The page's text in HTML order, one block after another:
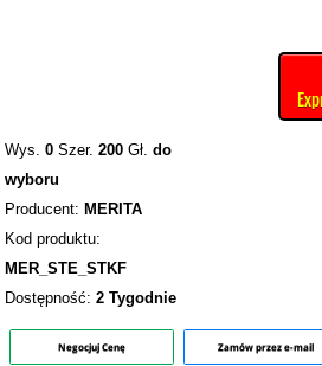
Wys.0 Szer.200 Gł.do
wyboru
Producent: MERITA
Kod produktu:
MER_STE_STKF
Dostępność:2 Tygodnie
Negocjuj Cenę Zamów przez e-mail